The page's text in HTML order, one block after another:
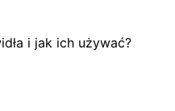
i jak ich używać?